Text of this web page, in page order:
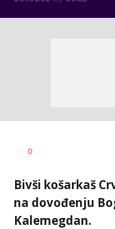
AUTOR
0
Bivši košarkaš
na dovođenju
Kalemegdan.